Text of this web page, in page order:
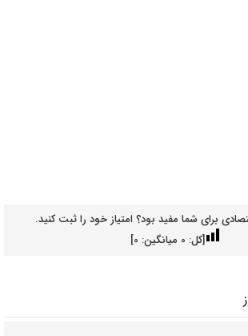
برای شما مفید بود؟ امتیاز خود را ثبت کنید.
[کل: 0میانگین: 0
]